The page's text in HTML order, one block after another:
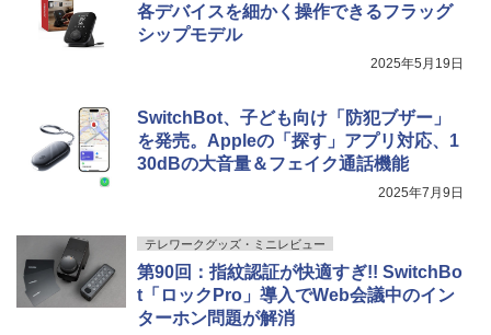
各デバイスを細かく操作できるフラッグ
シップモデル
2025年5月19日
SwitchBot、子ども向け「防犯ブザー」
を発売。Appleの「探す」アプリ対応、1
30dBの大音量＆フェイク通話機能
2025年7月9日
テレワークグッズ・ミニレビュー
第90回：指紋認証が快適すぎ!! SwitchBo
t「ロックPro」導入でWeb会議中のイン
ターホン問題が解消